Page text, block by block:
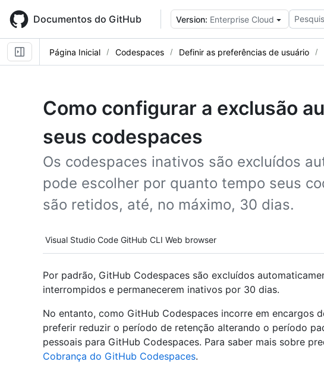
main
content
Documentos do GitHub Version: Enterprise Cloud
Página Inicial Codespaces Definir as preferências de usuário
Como configurar a exclusão
seus codespaces
Os codespaces inativos são excluídos
pode escolher por quanto tempo seus
são retidos, até, no máximo, 30 dias.
Tool navigation
Visual Studio Code GitHub CLI Web browser
Por padrão, GitHub Codespaces são excluídos
interrompidos e permanecerem inativos por 30 dias.
No entanto, como GitHub Codespaces incorre em encargos
preferir reduzir o período de retenção alterando o período
pessoais para GitHub Codespaces. Para saber mais sobre
Cobrança do GitHub Codespaces.